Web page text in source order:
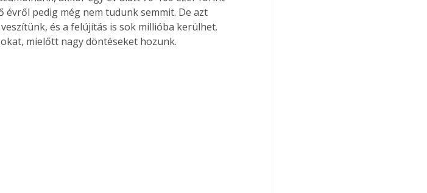
pedig még nem tudunk semmit. De azt
és a felújítás is sok millióba kerülhet.
mielőtt nagy döntéseket hozunk.